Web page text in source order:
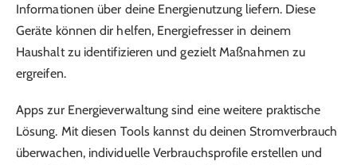
Informationen über deine Energienutzung liefern. Diese
Geräte können dir helfen, Energiefresser in deinem
Haushalt zu identifizieren und gezielt Maßnahmen zu
ergreifen.
Apps zur Energieverwaltung sind eine weitere praktische
Lösung. Mit diesen Tools kannst du deinen Stromverbrauch
überwachen, individuelle Verbrauchsprofile erstellen und